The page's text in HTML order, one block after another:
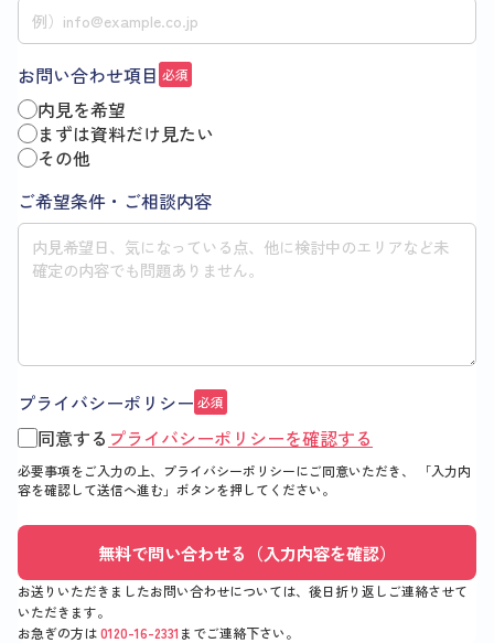
お問い合わせ項目 必須
内見を希望
まずは資料だけ見たい
その他
ご希望条件・ご相談内容
プライバシーポリシー 必須
同意する プライバシーポリシーを確認する
必要事項をご入力の上、プライバシーポリシーにご同意いただき、
「入力内
容を確認して送信へ進む」 ボタンを押してください。
無料で問い合わせる（入力内容を確認）
お送りいただきましたお問い合わせについては、後日折り返しご連絡させて
いただきます。
お急ぎの方は0120-16-2331 までご連絡下さい。